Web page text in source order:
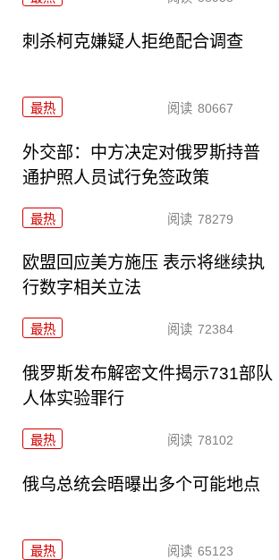
刺杀柯克嫌疑人拒绝配合调查
最热 阅读 80667
外交部：中方决定对俄罗斯持普
通护照人员试行免签政策
最热 阅读 78279
欧盟回应美方施压 表示将继续执
行数字相关立法
最热 阅读 72384
俄罗斯发布解密文件揭示731部队
人体实验罪行
最热 阅读 78102
俄乌总统会晤曝出多个可能地点
最热 阅读 65123